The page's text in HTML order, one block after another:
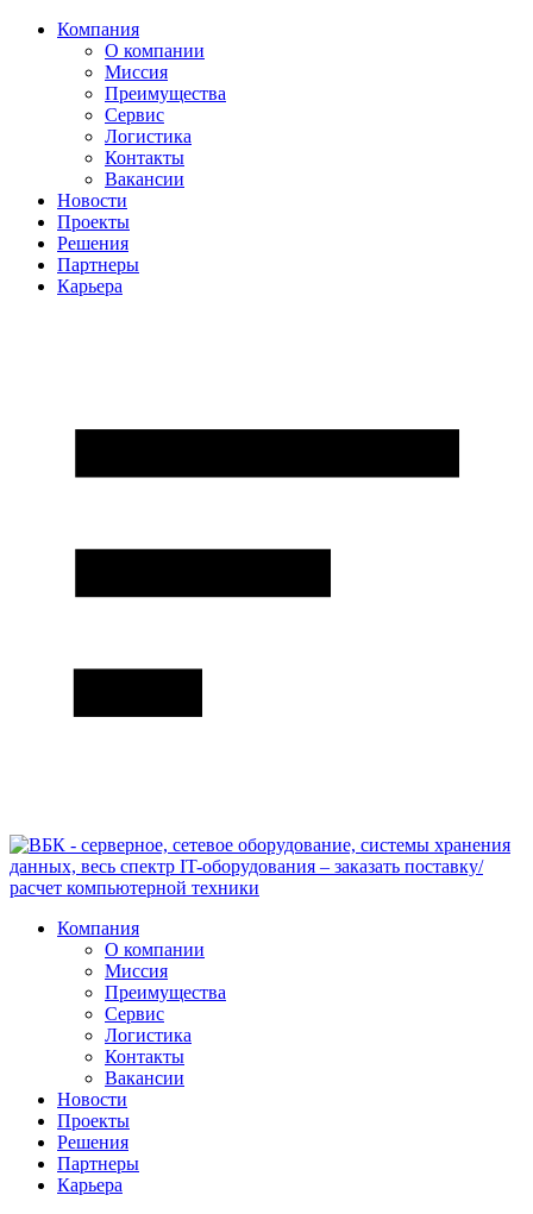
Компания
О компании
Миссия
Преимущества
Сервис
Логистика
Контакты
Вакансии
Новости
Проекты
Решения
Партнеры
Карьера
Компания
О компании
Миссия
Преимущества
Сервис
Логистика
Контакты
Вакансии
Новости
Проекты
Решения
Партнеры
Карьера